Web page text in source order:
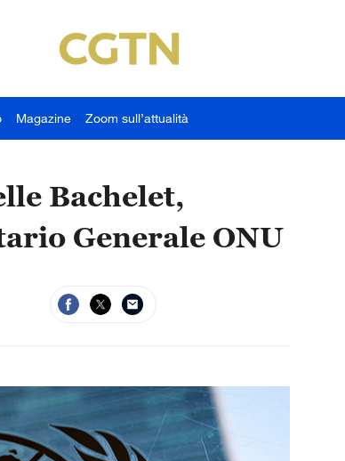
Magazine Zoom sull’attualità
Bachelet,
Generale ONU